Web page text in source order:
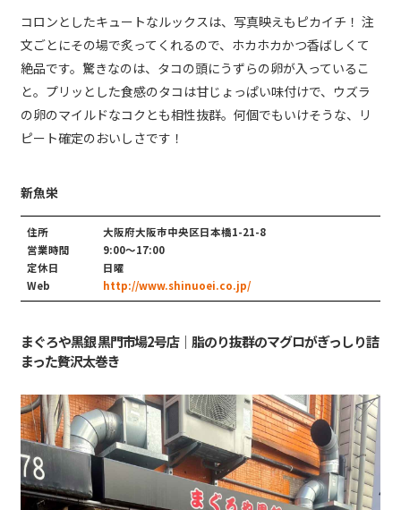
コロンとしたキュートなルックスは、写真映えもピカイチ！ 注
文ごとにその場で炙ってくれるので、ホカホカかつ香ばしくて
絶品です。驚きなのは、タコの頭にうずらの卵が入っているこ
と。プリッとした食感のタコは甘じょっぱい味付けで、ウズラ
の卵のマイルドなコクとも相性抜群。何個でもいけそうな、リ
ピート確定のおいしさです！
新魚栄
住所
大阪府大阪市中央区日本橋1-21-8
営業時間
9:00～17:00
定休日
日曜
Web
http://www.shinuoei.co.jp/
まぐろや黒銀 黒門市場2号店｜脂のり抜群のマグロがぎっしり詰
まった贅沢太巻き